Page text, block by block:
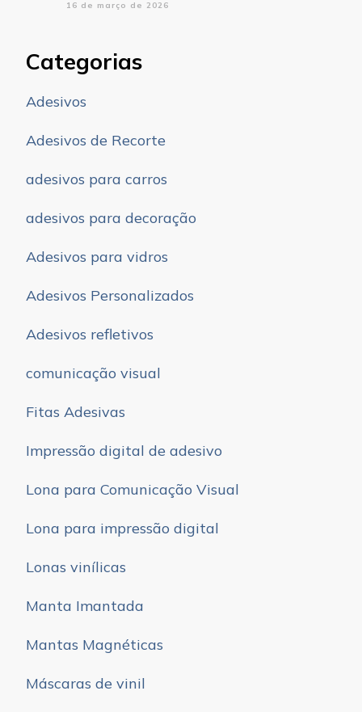
16 de março de 2026
Categorias
Adesivos
Adesivos de Recorte
adesivos para carros
adesivos para decoração
Adesivos para vidros
Adesivos Personalizados
Adesivos refletivos
comunicação visual
Fitas Adesivas
Impressão digital de adesivo
Lona para Comunicação Visual
Lona para impressão digital
Lonas vinílicas
Manta Imantada
Mantas Magnéticas
Máscaras de vinil